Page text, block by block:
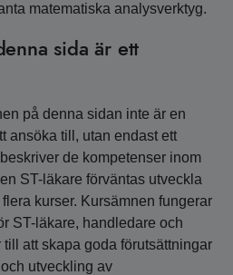
matematiska analysverktyg.
sida är ett
på denna sidan inte är en
ansöka till, utan endast ett
de kompetenser inom
ST-läkare förväntas utveckla
kurser. Kursämnen fungerar
ST-läkare, handledare och
att skapa goda förutsättningar
utveckling av